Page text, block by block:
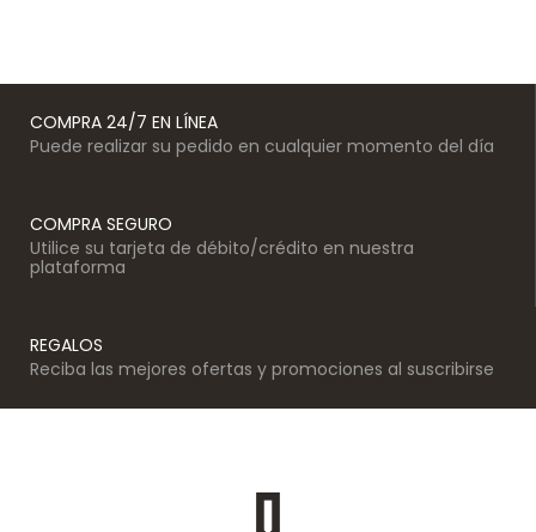
COMPRA 24/7 EN LÍNEA
Puede realizar su pedido en cualquier momento del día
COMPRA SEGURO
Utilice su tarjeta de débito/crédito en nuestra
plataforma
REGALOS
Reciba las mejores ofertas y promociones al suscribirse